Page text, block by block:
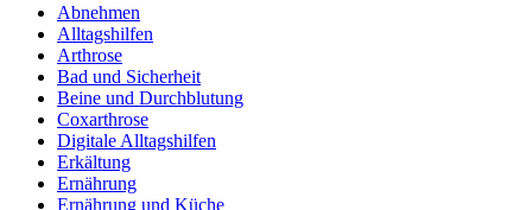
Abnehmen
Alltagshilfen
Arthrose
Bad und Sicherheit
Beine und Durchblutung
Coxarthrose
Digitale Alltagshilfen
Erkältung
Ernährung
Ernährung und Küche